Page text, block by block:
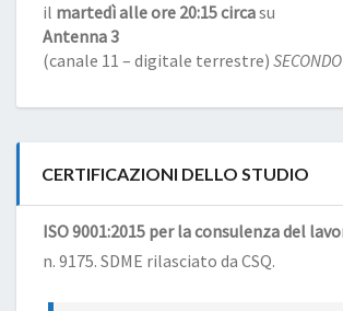
il martedì alle ore 20:15 circasu
Antenna 3
(canale 11 – digitale terrestre)
CERTIFICAZIONI DELLO STUDIO
ISO 9001:2015 per la consulenza del
n. 9175. SDME rilasciato da CSQ.